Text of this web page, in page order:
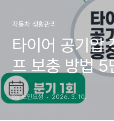
자동차 생활관리
타이어 공기압
프 보충 방법 5
(2026)
by 노인요정 2026. 3. 10.